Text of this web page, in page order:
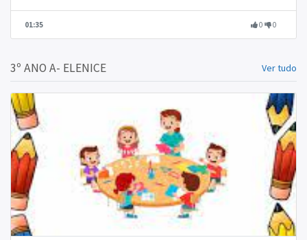
01:35 0 0
3º ANO A- ELENICE Ver tudo